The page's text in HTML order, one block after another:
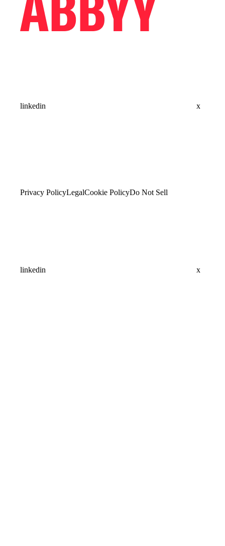
linkedin x
Privacy PolicyLegalCookie PolicyDo Not Sell
linkedin x